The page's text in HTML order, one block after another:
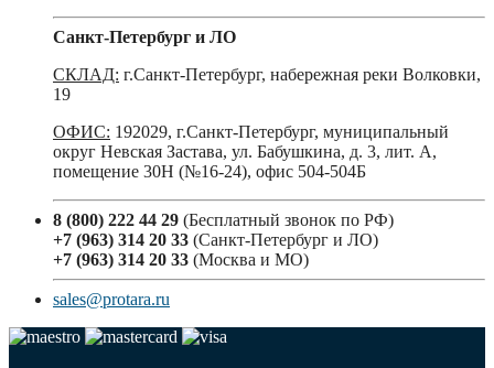
Санкт-Петербург и ЛО
СКЛАД: г.Санкт-Петербург, набережная реки Волковки,
19
ОФИС: 192029, г.Санкт-Петербург, муниципальный
округ Невская Застава, ул. Бабушкина, д. 3, лит. А,
помещение 30Н (№16-24), офис 504-504Б
8 (800) 222 44 29 (Бесплатный звонок по РФ)
+7 (963) 314 20 33 (Санкт-Петербург и ЛО)
+7 (963) 314 20 33 (Москва и МО)
sales@protara.ru